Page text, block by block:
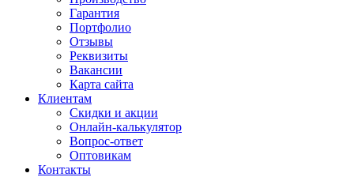
Гарантия
Портфолио
Отзывы
Реквизиты
Вакансии
Карта сайта
Клиентам
Скидки и акции
Онлайн-калькулятор
Вопрос-ответ
Оптовикам
Контакты